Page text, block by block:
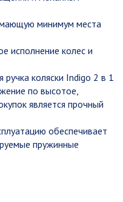
минимум места
исполнение колес и
ручка коляски Indigo 2 в 1
по высотое,
является прочный
обеспечивает
пружинные